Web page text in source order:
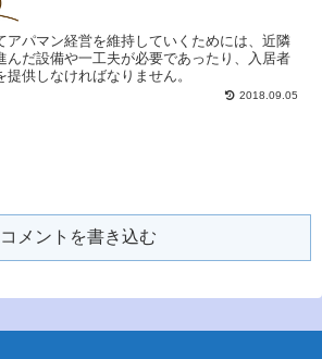
アパマン経営を維持していくためには、近隣
んだ設備や一工夫が必要であったり、入居者
供しなければなりません。
2018.09.05
コメントを書き込む